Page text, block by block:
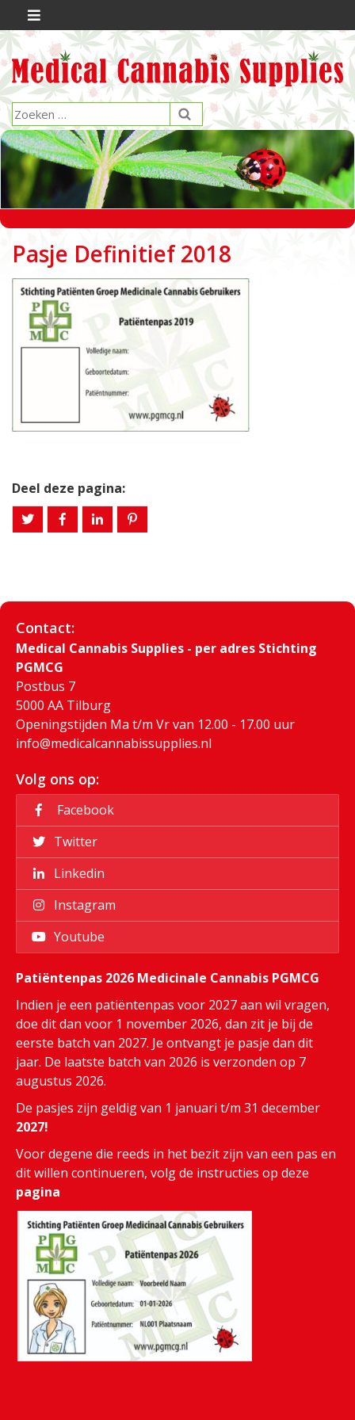
Pasje Definitief 2018
Deel deze pagina:
Contact:
Medical Cannabis Supplies - per adres Stichting
PGMCG
Postbus 7
5000 AA Tilburg
Openingstijden Ma t/m Vr van 12.00 - 17.00 uur
info@medicalcannabissupplies.nl
Volg ons op:
Facebook
Twitter
Linkedin
Instagram
Youtube
Patiëntenpas 2026 Medicinale Cannabis PGMCG
Indien je een patiëntenpas voor 2027 aan wil vragen,
doe dit dan voor 1 november 2026, dan zit je bij de
eerste batch van 2027. Je ontvangt je pasje dan dit
jaar. De laatste batch van 2026 is verzonden op 7
augustus 2026.
De pasjes zijn geldig van 1 januari t/m 31 december
2027!
Voor degene die reeds in het bezit zijn van een pas en
dit willen continueren, volg de instructies op deze
pagina